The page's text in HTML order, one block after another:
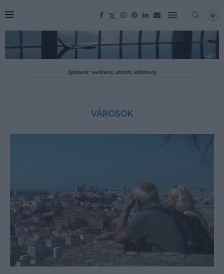
Spabook: wellness, utazás, közösség
VÁROSOK